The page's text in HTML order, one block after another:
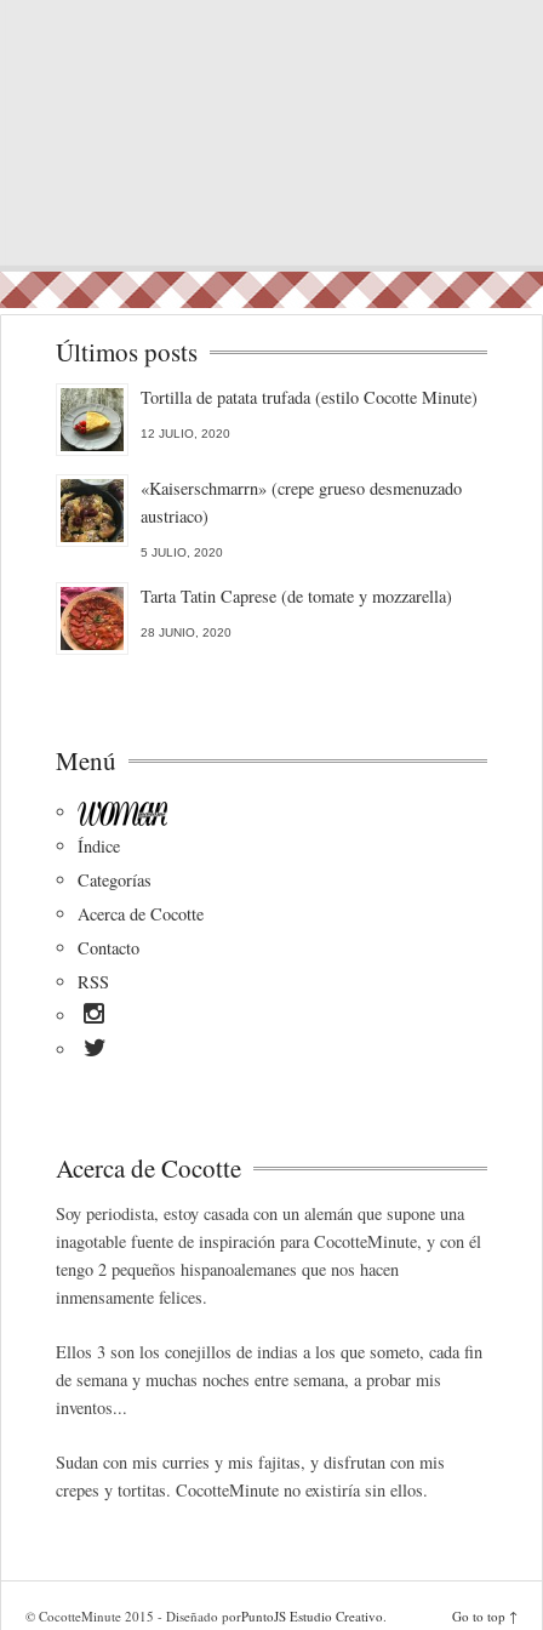
Últimos posts
Tortilla de patata trufada (estilo Cocotte Minute)
12 JULIO, 2020
«Kaiserschmarrn» (crepe grueso desmenuzado
austriaco)
5 JULIO, 2020
Tarta Tatin Caprese (de tomate y mozzarella)
28 JUNIO, 2020
Menú
Índice
Categorías
Acerca de Cocotte
Contacto
RSS
Acerca de Cocotte
Soy periodista, estoy casada con un alemán que supone una
inagotable fuente de inspiración para CocotteMinute, y con él
tengo 2 pequeños hispanoalemanes que nos hacen
inmensamente felices.
Ellos 3 son los conejillos de indias a los que someto, cada fin
de semana y muchas noches entre semana, a probar mis
inventos...
Sudan con mis curries y mis fajitas, y disfrutan con mis
crepes y tortitas. CocotteMinute no existiría sin ellos.
© CocotteMinute 2015 - Diseñado porPuntoJS Estudio Creativo Go to top ↑